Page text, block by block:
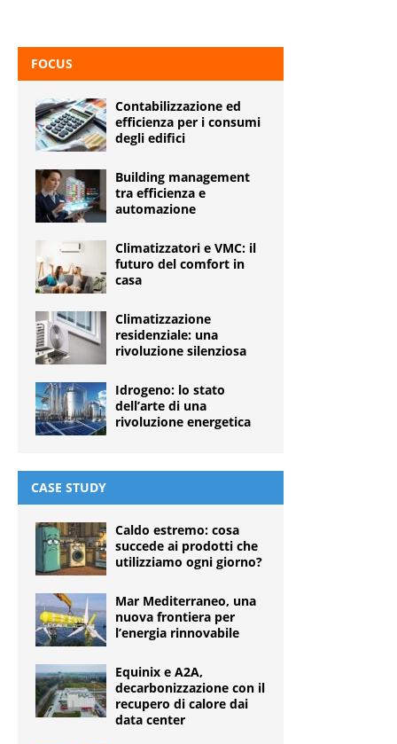
FOCUS
Contabilizzazione ed
efficienza per i consumi
degli edifici
Building management
tra efficienza e
automazione
Climatizzatori e VMC: il
futuro del comfort in
casa
Climatizzazione
residenziale: una
rivoluzione silenziosa
Idrogeno: lo stato
dell’arte di una
rivoluzione energetica
CASE STUDY
Caldo estremo: cosa
succede ai prodotti che
utilizziamo ogni giorno?
Mar Mediterraneo, una
nuova frontiera per
l’energia rinnovabile
Equinix e A2A,
decarbonizzazione con il
recupero di calore dai
data center